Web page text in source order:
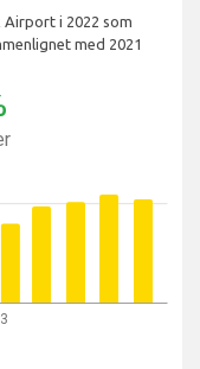
Airport i 2022 som
med 2021